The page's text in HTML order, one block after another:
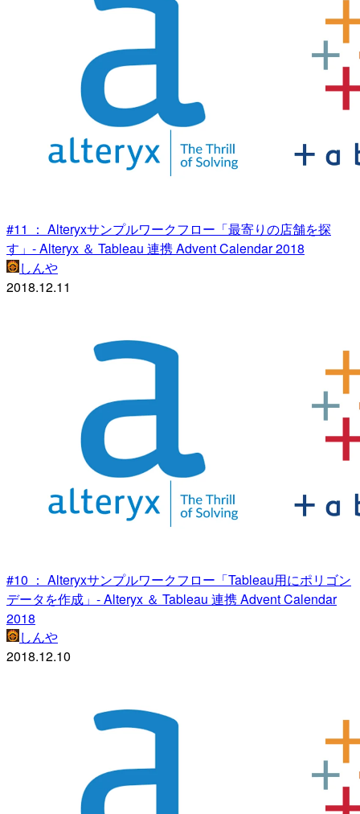
#11 ： Alteryxサンプルワークフロー「最寄りの店舗を探
す」- Alteryx ＆ Tableau 連携 Advent Calendar 2018
しんや
2018.12.11
#10 ： Alteryxサンプルワークフロー「Tableau用にポリゴン
データを作成」- Alteryx ＆ Tableau 連携 Advent Calendar
2018
しんや
2018.12.10